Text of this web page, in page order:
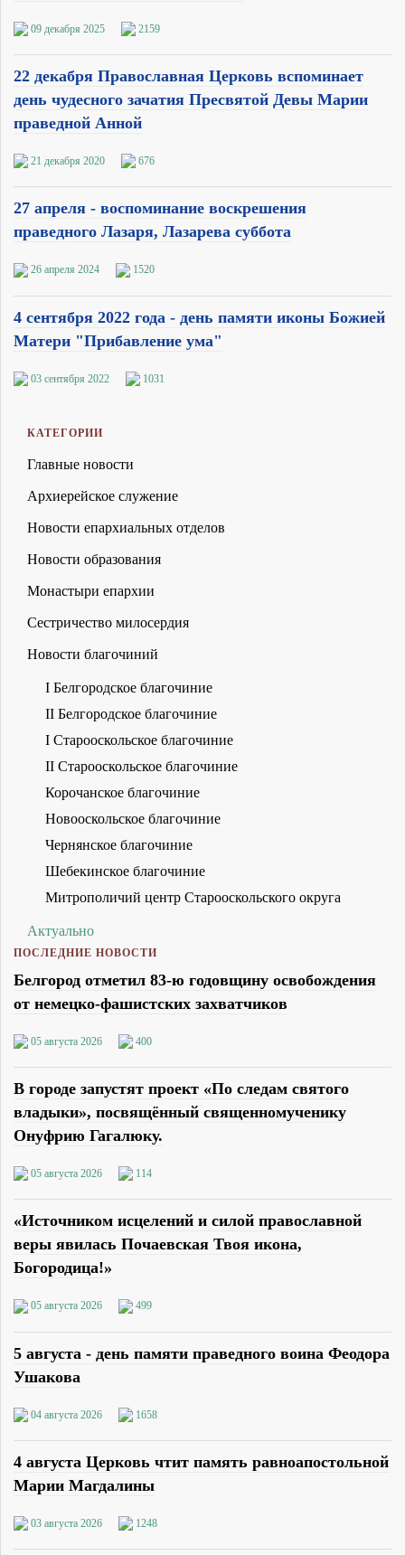
09 декабря 2025 2159
22 де­каб­ря Пра­во­слав­ная Цер­ковь вспо­ми­на­ет
день чу­дес­но­го за­ча­тия Пре­свя­той Де­вы Ма­рии
пра­вед­ной Ан­ной
21 декабря 2020 676
27 апреля - воспоминание воскрешения
праведного Лазаря, Лазарева суббота
26 апреля 2024 1520
4 сентября 2022 года - день памяти иконы Божией
Матери "Прибавление ума"
03 сентября 2022 1031
КАТЕГОРИИ
Главные новости
Архиерейское служение
Новости епархиальных отделов
Новости образования
Монастыри епархии
Сестричество милосердия
Новости благочиний
I Белгородское благочиние
II Белгородское благочиние
I Старооскольское благочиние
II Старооскольское благочиние
Корочанское благочиние
Новооскольское благочиние
Чернянское благочиние
Шебекинское благочиние
Митрополичий центр Старооскольского округа
Актуально
ПОСЛЕДНИЕ НОВОСТИ
Белгород отметил 83-ю годовщину освобождения
от немецко-фашистских захватчиков
05 августа 2026 400
В городе запустят проект «По следам святого
владыки», посвящённый священномученику
Онуфрию Гагалюку.
05 августа 2026 114
«Источником исцелений и силой православной
веры явилась Почаевская Твоя икона,
Богородица!»
05 августа 2026 499
5 августа - день памяти праведного воина Феодора
Ушакова
04 августа 2026 1658
4 августа Церковь чтит память равноапостольной
Марии Магдалины
03 августа 2026 1248